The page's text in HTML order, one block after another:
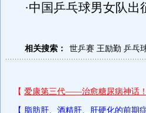
·中国乒乓球男女队出
相关搜索： 世乒赛 王励勤 乒乓